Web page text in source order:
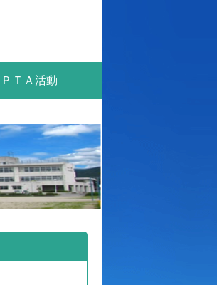
ＰＴＡ活動